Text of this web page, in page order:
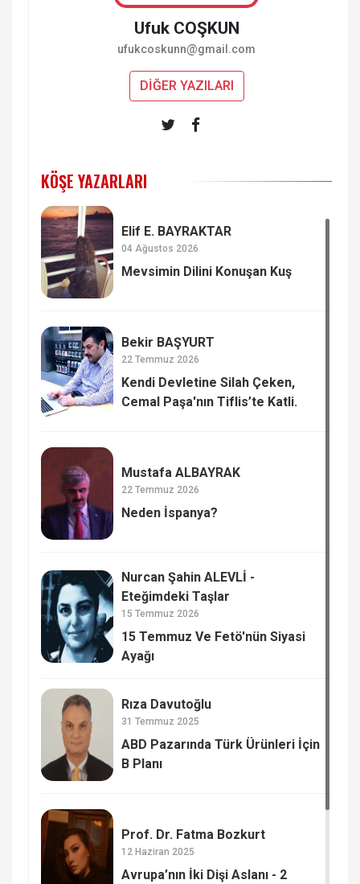
Ufuk COŞKUN
ufukcoskunn@gmail.com
DİĞER YAZILARI
KÖŞE YAZARLARI
Elif E. BAYRAKTAR
04 Ağustos 2026
Mevsimin Dilini Konuşan Kuş
Bekir BAŞYURT
22 Temmuz 2026
Kendi Devletine Silah Çeken,
Cemal Paşa'nın Tiflis’te Katli.
Mustafa ALBAYRAK
22 Temmuz 2026
Neden İspanya?
Nurcan Şahin ALEVLİ -
Eteğimdeki Taşlar
15 Temmuz 2026
15 Temmuz Ve Fetö'nün Siyasi
Ayağı
Rıza Davutoğlu
31 Temmuz 2025
ABD Pazarında Türk Ürünleri İçin
B Planı
Prof. Dr. Fatma Bozkurt
12 Haziran 2025
Avrupa’nın İki Dişi Aslanı - 2